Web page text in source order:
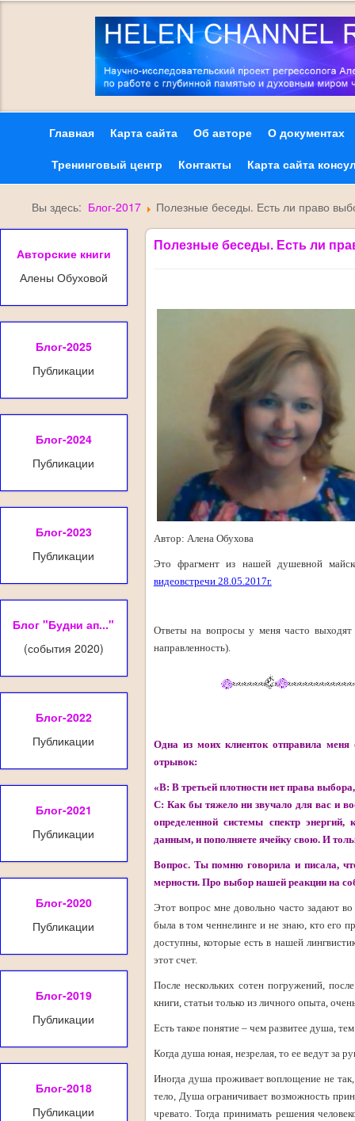
Главная Карта сайта Об авторе
О документах
Тренинговый центр
Контакты Карта сайта
Вы здесь: Блог-2017 Полезные беседы. Есть ли право
Авторские книги
Алены Обуховой
Блог-2025
Публикации
Блог-2024
Публикации
Блог-2023
Публикации
Блог "Будни ап..."
(события 2020)
Блог-2022
Публикации
Блог-2021
Публикации
Блог-2020
Публикации
Блог-2019
Публикации
Блог-2018
Публикации
Полезные беседы. Есть ли
Автор: Алена Обухова
Это фрагмент из нашей душевной
видеовстречи 28.05.2017г.
Ответы на вопросы у меня часто
направленность).
Одна из моих клиенток отправила
отрывок:
«В: В третьей плотности нет права
С: Как бы тяжело ни звучало для вас и
определенной системы спектр
данным, и пополняете ячейку свою. И
Вопрос. Ты помню говорила и писала,
мерности. Про выбор нашей реакции на
Этот вопрос мне довольно часто задают
была в том ченнелинге и не знаю, кто его
доступны, которые есть в нашей
этот счет.
После нескольких сотен погружений,
книги, статьи только из личного опыта,
Есть такое понятие – чем развитее душа,
Когда душа юная, незрелая, то ее ведут за
Иногда душа проживает воплощение не
тело, Душа ограничивает возможность
чревато. Тогда принимать решения